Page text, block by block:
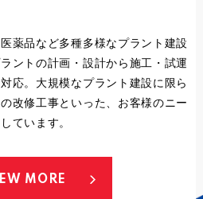
薬品など多種多様なプラント建設
ントの計画・設計から施工・試運
応。大規模なプラント建設に限ら
改修工事といった、お客様のニー
ています。
MORE